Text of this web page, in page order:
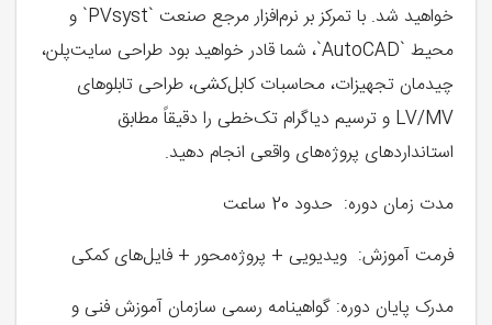
خواهید شد. با تمرکز بر نرم‌افزار مرجع صنعت `PVsyst` و
محیط `AutoCAD`، شما قادر خواهید بود طراحی سایت‌پلن،
چیدمان تجهیزات، محاسبات کابل‌کشی، طراحی تابلوهای
LV/MV و ترسیم دیاگرام تک‌خطی را دقیقاً مطابق
استانداردهای پروژه‌های واقعی انجام دهید.
مدت زمان دوره: حدود 20 ساعت
فرمت آموزش: ویدیویی + پروژه‌محور + فایل‌های کمکی
مدرک پایان دوره: گواهینامه رسمی سازمان آموزش فنی و